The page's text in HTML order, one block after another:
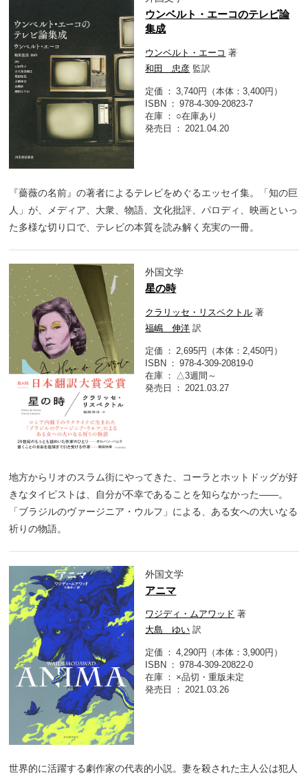
ウンベルト・エーコのテレビ論
集成
ウンベルト・エーコ 著
和田 忠彦 監訳
定価
3,740円（本体：3,400円）
ISBN
978-4-309-20823-7
在庫
○在庫あり
発売日
2021.04.20
『薔薇の名前』の著者によるテレビをめぐるエッセイ集。「知の巨
人」が、メディア、大衆、物語、文化批評、パロディ、映画といっ
た多様な切り口で、テレビの本質を読み解く充実の一冊。
外国文学
星の時
クラリッセ・リスペクトル 著
福嶋 伸洋 訳
定価
2,695円（本体：2,450円）
ISBN
978-4-309-20819-0
在庫
△3週間～
発売日
2021.03.27
地方からリオのスラム街にやってきた、コーラとホットドッグが好
きなタイピストは、自分が不幸であることを知らなかった――。
「ブラジルのヴァージニア・ウルフ」による、ある女への大いなる
祈りの物語。
外国文学
アニマ
ワジディ・ムアワッド 著
大島 ゆい 訳
定価
4,290円（本体：3,900円）
ISBN
978-4-309-20822-0
在庫
×品切・重版未定
発売日
2021.03.26
世界的に活躍する劇作家の代表的小説。妻を殺された主人公は犯人